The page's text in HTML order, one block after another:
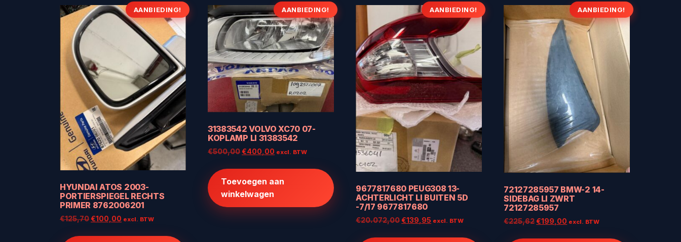
AANBIEDING!
HYUNDAI ATOS 2003-
PORTIERSPIEGEL RECHTS
PRIMER 8762006201
€125,70Oorspronkelijke
€100,00 Huidige
excl. BTW
AANBIEDING!
31383542 VOLVO XC70 07-
KOPLAMP LI 31383542
€500,00Oorspronkelijke
€500,00.
€400,00 Huidige
€400,00.
excl. BTW
Toevoegen aan
winkelwagen
AANBIEDING!
9677817680 PEUG308 13-
ACHTERLICHT LI BUITEN 5D
-7/17 9677817680
€20.072,00Oorspronkelijke
€139,95 Huidige
excl. BTW
AANBIEDING!
72127285957 BMW-2 14-
SIDEBAG LI ZWRT
72127285957
€225,62Oorspronkelijke
€199,00 Huidige
excl. BTW